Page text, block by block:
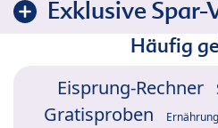
Exklusive
Häufig
Eisprung-Rechner
Gratisproben